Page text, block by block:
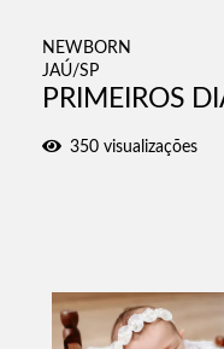
NEWBORN
JAÚ/SP
PRIMEIROS
350 visualizações